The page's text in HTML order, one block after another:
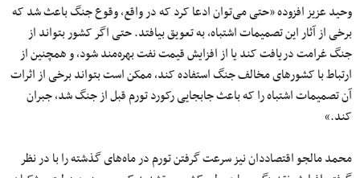
وحید عزیز افزوده «حتی می‌توان ادعا کرد که در واقع، وقوع جنگ باعث شد که
برخی از آثار این تصمیمات اشتباه، به تعویق بیافتد. حتی اگر کشور بتواند از
جنگ غرامت دریافت کند یا از افزایش قیمت نفت بهره‌مند شود، و همچنین از
ارتباط با کشورهای مخالف جنگ استفاده کند، ممکن است بتواند برخی از اثرات
آن تصمیمات اشتباه را که باعث جابجایی رکورد تورم قبل از جنگ شد، جبران
کند.»
محمد مالجو اقتصاددان نیز سرعت گرفتن تورم در ماه‌های گذشته را با در نظر